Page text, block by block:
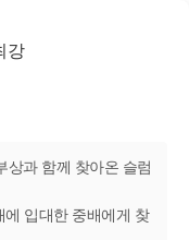
상과 함께 찾아온 슬럼
입대한 중배에게 찾